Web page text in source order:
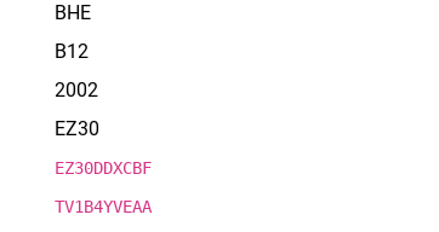
BHE
B12
2002
EZ30
EZ30DDXCBF
TV1B4YVEAA